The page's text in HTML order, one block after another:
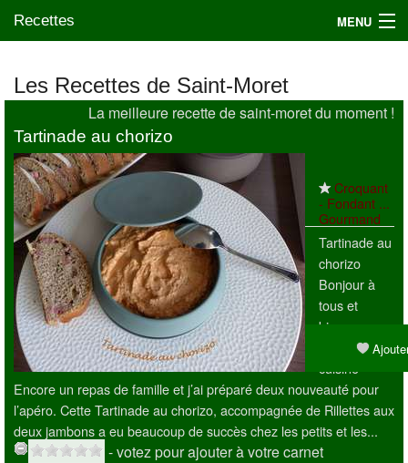
Recettes MENU
Mes blogs préférés
Les Recettes de Saint-Moret
La meilleure recette de saint-moret du moment !
Tartinade au chorizo
Croquant
- Fondant ...
Gourmand
Tartinade au
chorizo
Bonjour à
tous et
bienvenue
dans ma
cuisine
Encore un repas de famille et j’ai préparé deux nouveauté pour
l’apéro. Cette Tartinade au chorizo, accompagnée de Rillettes aux
deux jambons a eu beaucoup de succès chez les petits et les...
- votez pour ajouter à votre carnet